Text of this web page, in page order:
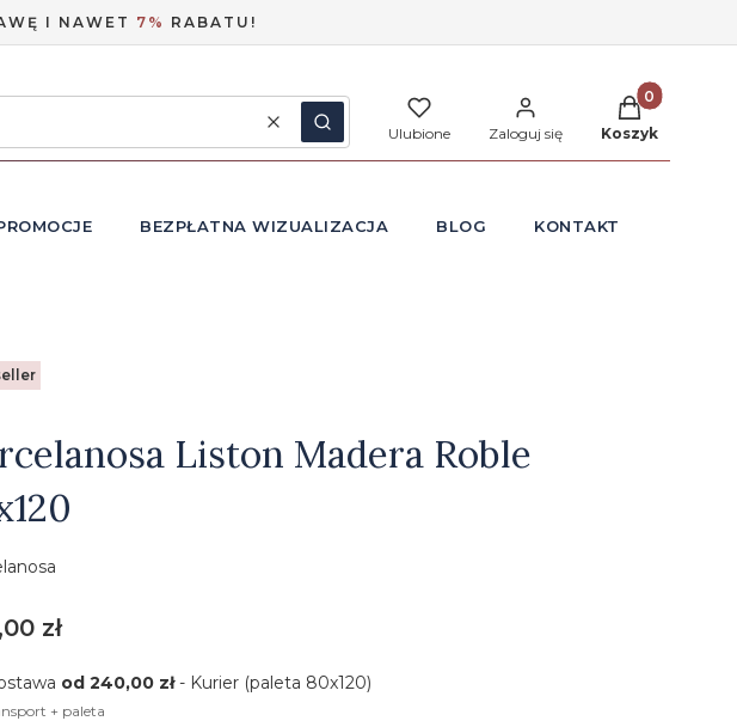
I NAWET 7% RABATU!
WyczyśćSzukaj Ulubione Zaloguj się
Produkty w
Koszyk
BEZPŁATNA WIZUALIZACJA BLOG KONTAKT
Liston Madera Roble
zł
od 240,00 zł- Kurier (paleta 80x120)
+ paleta